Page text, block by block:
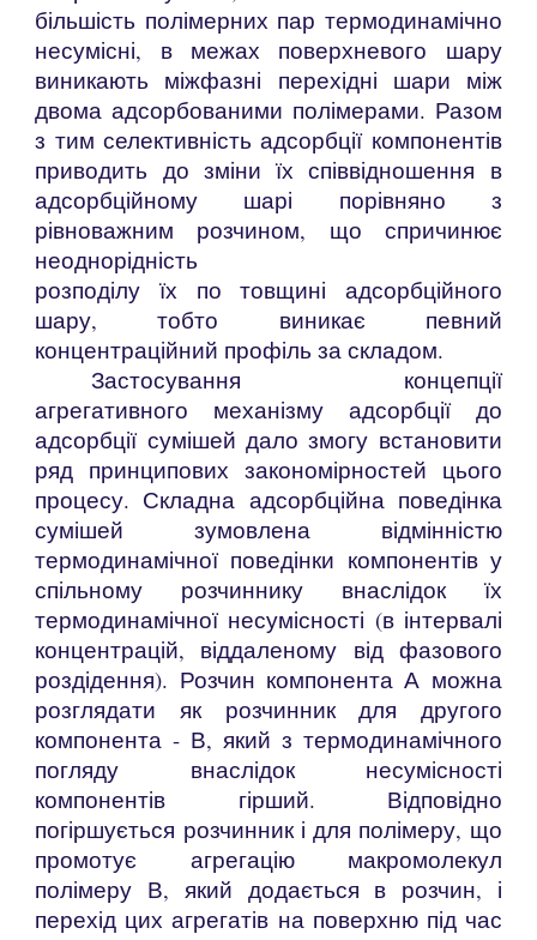
більшість полімерних пар термодинамічно
несумісні, в межах поверхневого шару
виникають міжфазні перехідні шари між
двома адсорбованими полімерами. Разом
з тим селективність адсорбції компонентів
приводить до зміни їх співвідношення в
адсорбційному шарі порівняно з
рівноважним розчином, що спричинює
неоднорідність
розподілу їх по товщині адсорбційного
шару, тобто виникає певний
концентраційний профіль за складом.
Застосування концепції
агрегативного механізму адсорбції до
адсорбції сумішей дало змогу встановити
ряд принципових закономірностей цього
процесу. Складна адсорбційна поведінка
сумішей зумовлена відмінністю
термодинамічної поведінки компонентів у
спільному розчиннику внаслідок їх
термодинамічної несумісності (в інтервалі
концентрацій, віддаленому від фазового
роздідення). Розчин компонента А можна
розглядати як розчинник для другого
компонента - В, який з термодинамічного
погляду внаслідок несумісності
компонентів гірший. Відповідно
погіршується розчинник і для полімеру, що
промотує агрегацію макромолекул
полімеру В, який додається в розчин, і
перехід цих агрегатів на поверхню під час